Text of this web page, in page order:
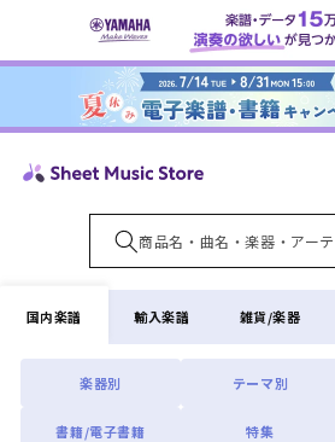
ンツに
国内楽譜
楽器別 テーマ別
書籍/電子書籍 特集
輸入楽譜 雑貨/楽器